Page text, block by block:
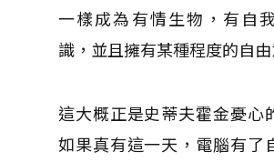
一樣成為有情生物，有自
識，並且擁有某種程度的自由
這大概正是史蒂夫霍金憂心
如果真有這一天，電腦有了